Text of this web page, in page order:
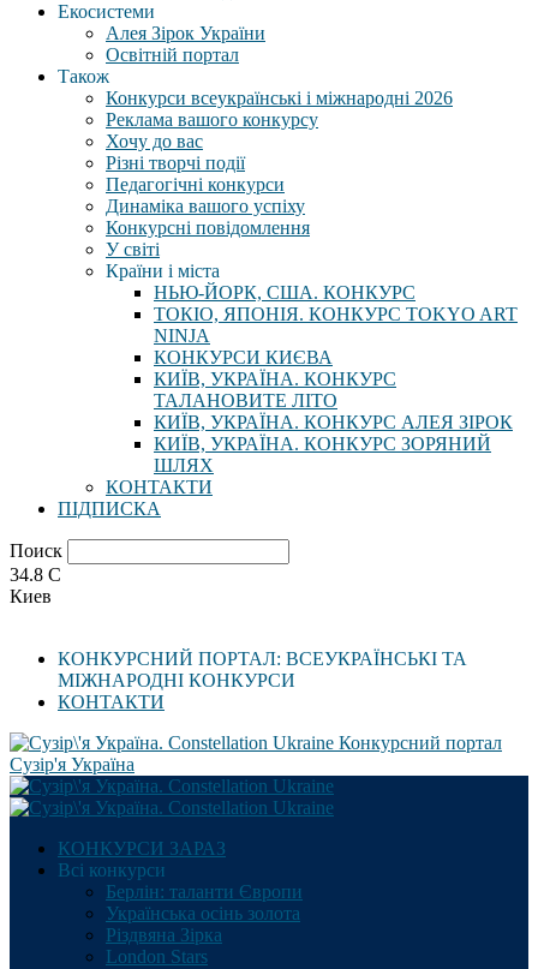
Екосистеми
Алея Зірок України
Освітній портал
Також
Конкурси всеукраїнські і міжнародні 2026
Реклама вашого конкурсу
Хочу до вас
Різні творчі події
Педагогічні конкурси
Динаміка вашого успіху
Конкурсні повідомлення
У світі
Країни і міста
НЬЮ-ЙОРК, США. КОНКУРС
ТОКІО, ЯПОНІЯ. КОНКУРС TOKYO ART
NINJA
КОНКУРСИ КИЄВА
КИЇВ, УКРАЇНА. КОНКУРС
ТАЛАНОВИТЕ ЛІТО
КИЇВ, УКРАЇНА. КОНКУРС АЛЕЯ ЗІРОК
КИЇВ, УКРАЇНА. КОНКУРС ЗОРЯНИЙ
ШЛЯХ
КОНТАКТИ
ПІДПИСКА
Поиск
34.8 C
Киев
КОНКУРСНИЙ ПОРТАЛ: ВСЕУКРАЇНСЬКІ ТА
МІЖНАРОДНІ КОНКУРСИ
КОНТАКТИ
Конкурсний портал
Сузір'я Україна
КОНКУРСИ ЗАРАЗ
Всі конкурси
Берлін: таланти Європи
Українська осінь золота
Різдвяна Зірка
London Stars